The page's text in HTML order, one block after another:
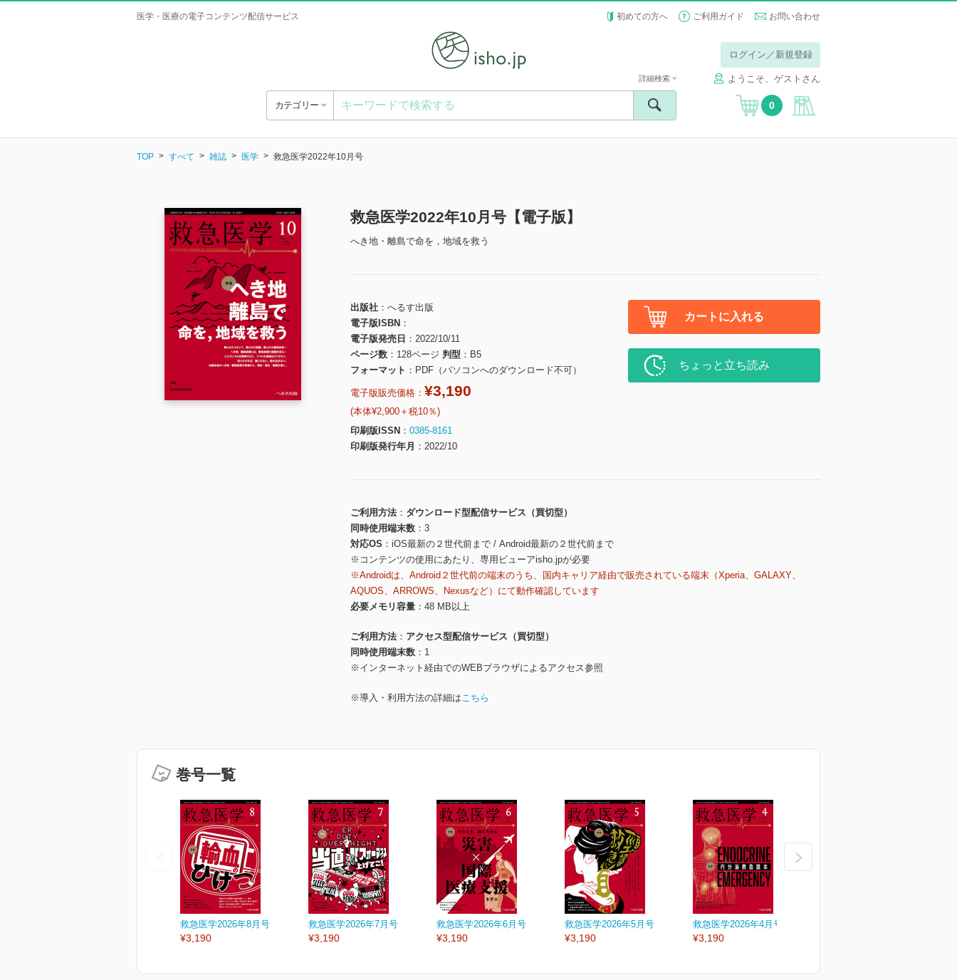
医学・医療の電子コンテンツ配信サービス 初めての方へ ご利用ガイド お問い合わせ
ログイン／新規登録
ようこそ、ゲストさん
カテゴリー
詳細検索
0
TOP すべて 雑誌 医学 救急医学2022年10月号
救急医学2022年10月号【電子版】
へき地・離島で命を，地域を救う
出版社
へるす出版
電子版ISBN
電子版発売日
2022/10/11
ページ数
128ページ 判型
B5
フォーマット
PDF（パソコンへのダウンロード不可）
電子版販売価格： ¥3,190
(本体¥2,900＋税10％)
印刷版ISSN
0385-8161
印刷版発行年月
2022/10
カートに入れる
ちょっと立ち読み
ご利用方法
ダウンロード型配信サービス（買切型）
同時使用端末数
3
対応OS
iOS最新の２世代前まで / Android最新の２世代前まで
※コンテンツの使用にあたり、専用ビューアisho.jpが必要
※Androidは、Android２世代前の端末のうち、国内キャリア経由で販売されている端末（Xperia、GALAXY、
AQUOS、ARROWS、Nexusなど）にて動作確認しています
必要メモリ容量
48 MB以上
ご利用方法
アクセス型配信サービス（買切型）
同時使用端末数
1
※インターネット経由でのWEBブラウザによるアクセス参照
※導入・利用方法の詳細はこちら
巻号一覧
救急医学2026年8月号
¥3,190
救急医学2026年7月号
¥3,190
救急医学2026年6月号
¥3,190
救急医学2026年5月号
¥3,190
救急医学2026年4月号
¥3,190